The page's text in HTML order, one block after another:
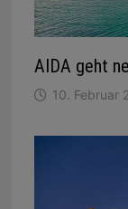
AIDA geht
10. Februar